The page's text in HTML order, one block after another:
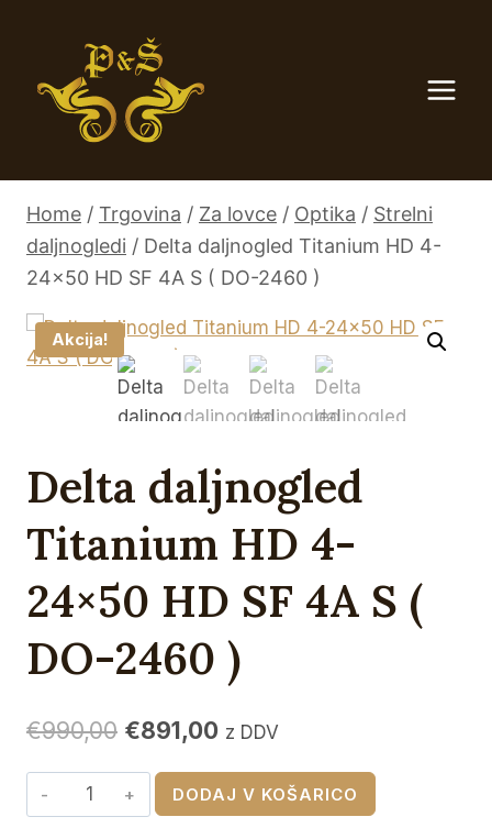
Home / Trgovina / Za lovce / Optika / Strelni
daljnogledi / Delta daljnogled Titanium HD 4-
24×50 HD SF 4A S ( DO-2460 )
Akcija!
Delta daljnogled
Titanium HD 4-
24×50 HD SF 4A S (
DO-2460 )
€990,00 Izvirna
cena
je
€891,00 Trenutna
cena
je:
z DDV
Delta
daljnogled
DODAJ V KOŠARICO